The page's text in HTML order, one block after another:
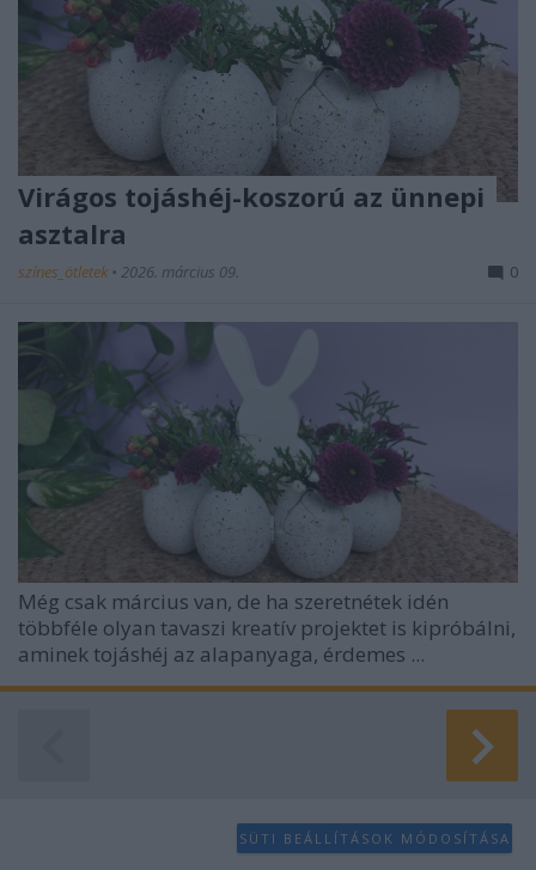
Virágos tojáshéj-koszorú az ünnepi
asztalra
színes_ötletek • 2026. március 09. 0
Még csak március van, de ha szeretnétek idén
többféle olyan tavaszi kreatív projektet is kipróbálni,
aminek tojáshéj az alapanyaga, érdemes ...
SÜTI BEÁLLÍTÁSOK MÓDOSÍTÁSA